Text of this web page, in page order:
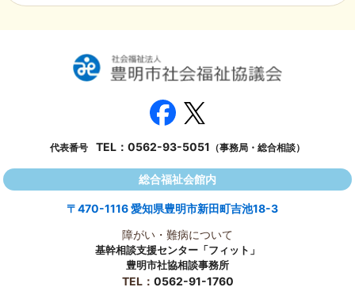
代表番号 TEL： 0562-93-5051 （事務局・総合相談）
総合福祉会館内
〒470-1116 愛知県豊明市新田町吉池18-3
障がい・難病について
基幹相談支援センター「フィット」
豊明市社協相談事務所
TEL： 0562-91-1760